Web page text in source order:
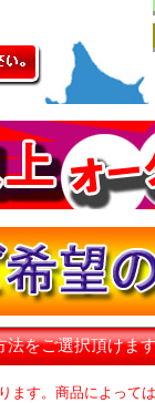
法をご選択頂けま
ます。商品によって